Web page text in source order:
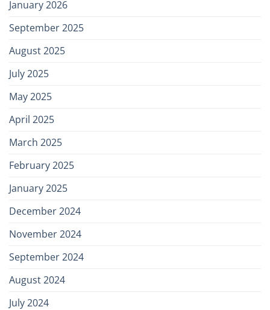
January 2026
September 2025
August 2025
July 2025
May 2025
April 2025
March 2025
February 2025
January 2025
December 2024
November 2024
September 2024
August 2024
July 2024